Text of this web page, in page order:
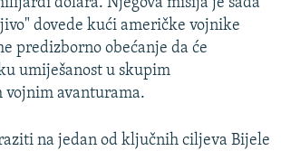
dovede kući američke vojnike
predizborno obećanje da će
umiješanost u skupim
vojnim avanturama.
na jedan od ključnih ciljeva Bijele